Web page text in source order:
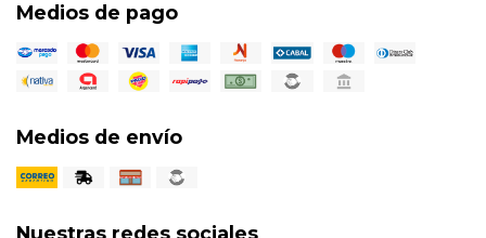
Medios de pago
Medios de envío
Nuestras redes sociales